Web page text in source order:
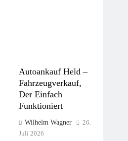
Autoankauf Held –
Fahrzeugverkauf,
Der Einfach
Funktioniert
Wilhelm Wagner
26.
Juli 2026